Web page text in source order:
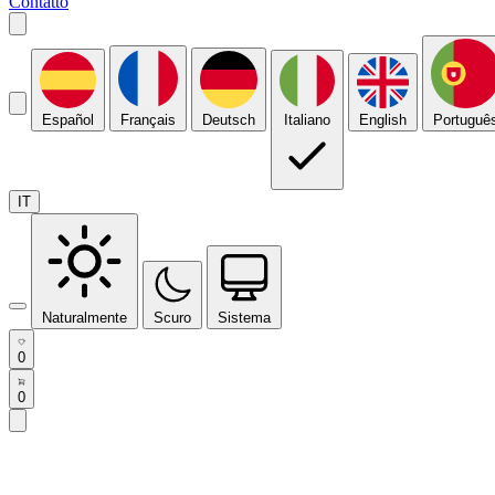
Español Français Deutsch Italiano English
IT
Naturalmente Scuro Sistema
0
0